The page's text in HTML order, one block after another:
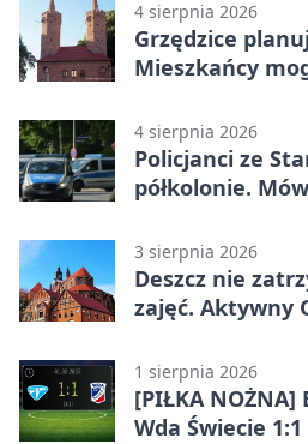
4 sierpnia 2026
Grzędzice
Mieszkańcy
4 sierpnia 2026
Policjanci ze
półkolonie.
3 sierpnia 2026
Deszcz nie
zajęć. Aktywny
1 sierpnia 2026
[PIŁKA
Wda Świecie